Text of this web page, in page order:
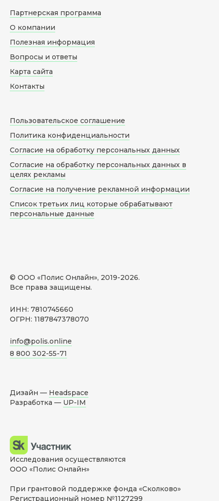
© ООО «Полис Онлайн», 2019-2026.
Все права защищены.
ИНН: 7810745660
ОГРН: 1187847378070
info@polis.online
8 800 302-55-71
Партнерская программа
О компании
Полезная информация
Вопросы и ответы
Карта сайта
Контакты
Пользовательское соглашение
Политика конфиденциальности
Согласие на обработку персональных данных
Согласие на обработку персональных данных в
целях рекламы
Согласие на получение рекламной информации
Список третьих лиц которые обрабатывают
персональные данные
Дизайн — Headspace
Разработка — UP-IM
Исследования осуществляются
ООО «Полис Онлайн»
При грантовой поддержке фонда «Сколково»
Регистрационный номер №1127299